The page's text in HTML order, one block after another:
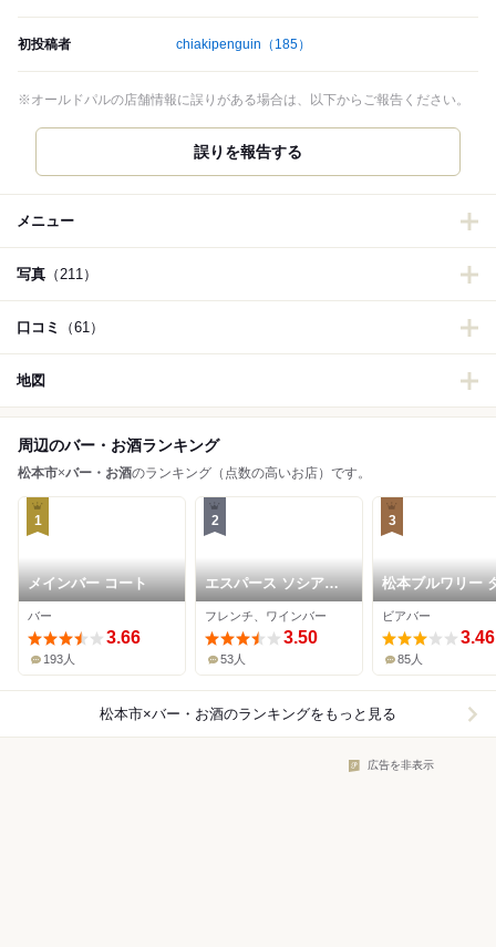
初投稿者 chiakipenguin （185）
※オールドパルの店舗情報に誤りがある場合は、以下からご報告ください。
誤りを報告する
メニュー
写真 （211）
口コミ （61）
地図
周辺のバー・お酒ランキング
松本市×バー・お酒のランキング（点数の高いお店）です。
1
メインバー コート
バー
3.66
193人
2
エスパース ソシアル
ル サロン
フレンチ、ワインバー
3.50
53人
3
松本ブルワリー
プルーム 中町店
ビアバー
3.46
85人
松本市×バー・お酒のランキングをもっと見る
広告を非表示